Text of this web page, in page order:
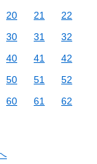
20 21
22
30 31
32
40 41
42
50 51
52
60 61
62